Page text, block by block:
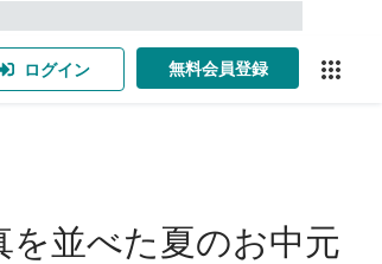
ログイン 無料会員登録
を並べた夏のお中元